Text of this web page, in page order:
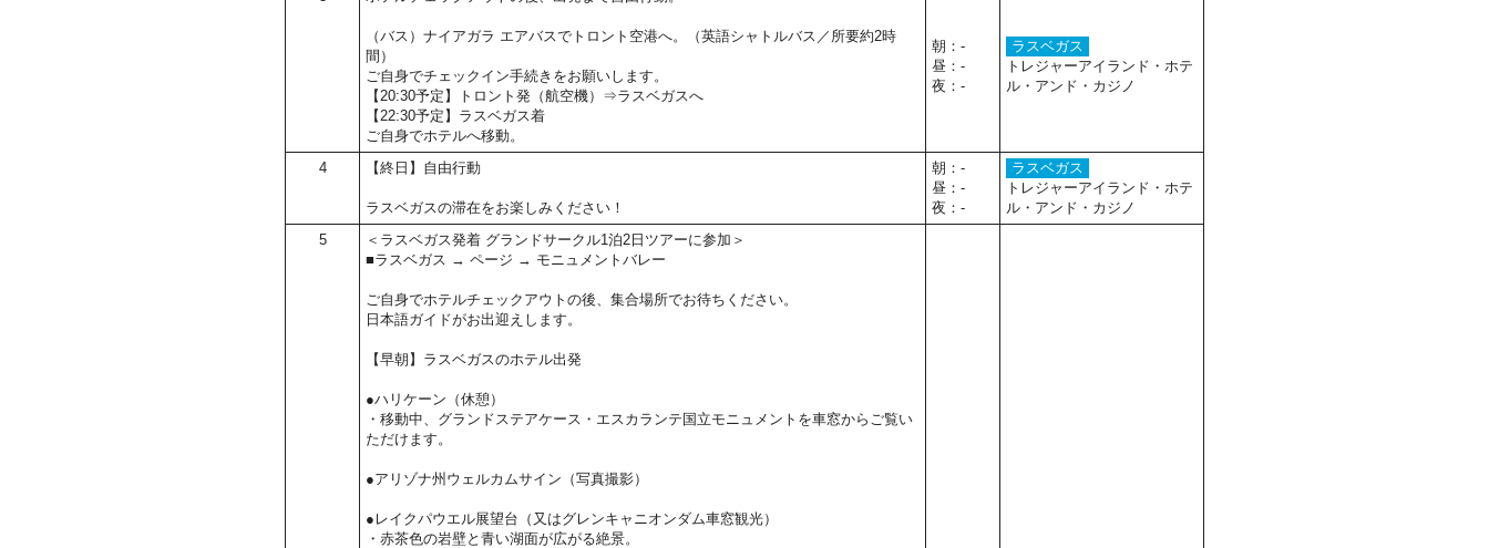
（バス）ナイアガラ エアバスでトロント空港へ。（英語シャトルバス／所要約2時
間）
ご自身でチェックイン手続きをお願いします。
【20:30予定】トロント発（航空機）⇒ラスベガスへ
【22:30予定】ラスベガス着
ご自身でホテルへ移動。
朝：-
昼：-
夜：-
ラスベガス
トレジャーアイランド・ホテ
ル・アンド・カジノ
4 【終日】自由行動
ラスベガスの滞在をお楽しみください！
朝：-
昼：-
夜：-
ラスベガス
トレジャーアイランド・ホテ
ル・アンド・カジノ
5
＜ラスベガス発着 グランドサークル1泊2日ツアーに参加＞
■ラスベガス → ページ → モニュメントバレー
ご自身でホテルチェックアウトの後、集合場所でお待ちください。
日本語ガイドがお出迎えします。
【早朝】ラスベガスのホテル出発
●ハリケーン（休憩）
・移動中、グランドステアケース・エスカランテ国立モニュメントを車窓からご覧い
ただけます。
●アリゾナ州ウェルカムサイン（写真撮影）
●レイクパウエル展望台（又はグレンキャニオンダム車窓観光）
・赤茶色の岩壁と青い湖面が広がる絶景。